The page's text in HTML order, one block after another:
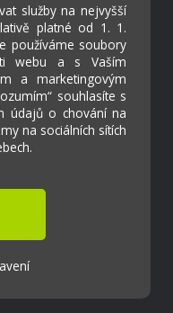
služby na nejvyšší
platné od 1. 1.
používáme soubory
webu a s Vaším
a marketingovým
souhlasíte s
údajů o chování na
na sociálních sítích
škola Ostrožská
weboa.cz